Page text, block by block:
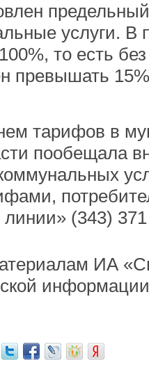
услуги. В
то есть
превышать
тарифов в
пообещала
(343)
ИА